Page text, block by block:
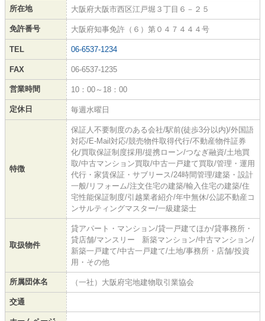
所在地 大阪府大阪市西区江戸堀３丁目６－２５
免許番号 大阪府知事免許（６）第０４７４４４号
TEL 06-6537-1234
FAX 06-6537-1235
営業時間 10：00～18：00
定休日 毎週水曜日
特徴
保証人不要制度のある会社/駅前(徒歩3分以内)/外国語
対応/E-Mail対応/競売物件取得代行/不動産物件証券
化/買取保証制度採用/提携ローン/つなぎ融資/土地買
取/中古マンション買取/中古一戸建て買取/管理・運用
代行・家賃保証・サブリース/24時間管理/建築・設計
一般/リフォーム/注文住宅の建築/輸入住宅の建築/住
宅性能保証制度/引越業者紹介/年中無休/公認不動産コ
ンサルティングマスター/一級建築士
取扱物件
貸アパート・マンション/貸一戸建てほか/貸事務所・
貸店舗/マンスリー 新築マンション/中古マンション/
新築一戸建て/中古一戸建て/土地/事務所・店舗/投資
用・その他
所属団体名 （一社）大阪府宅地建物取引業協会
交通